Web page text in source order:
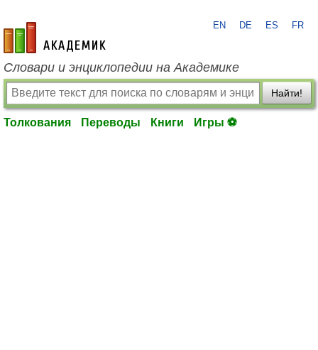
academic.ru
EN DE ES FR
Словари и энциклопедии на Академике
Найти!
Толкования Переводы Книги Игры ⚽